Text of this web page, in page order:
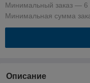
Минимальный заказ — 6
Минимальная сумма
Описание